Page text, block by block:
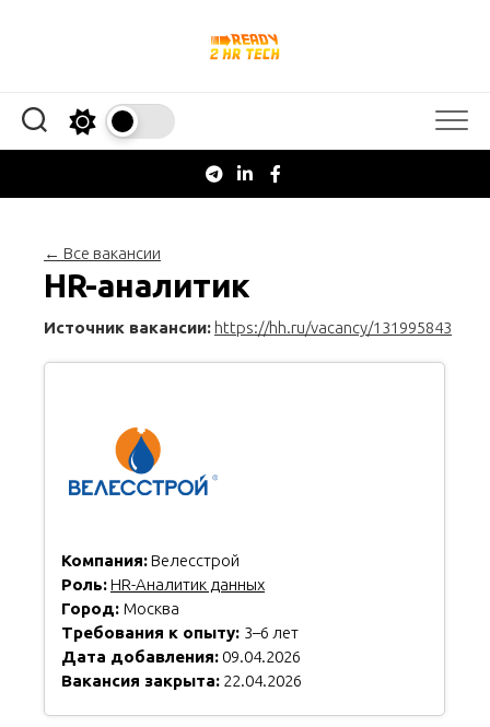
← Все вакансии
HR-аналитик
Источник вакансии: https://hh.ru/vacancy/131995843
Компания:Велесстрой
Роль:HR-Аналитик данных
Город: Москва
Требования к опыту: 3–6 лет
Дата добавления: 09.04.2026
Вакансия закрыта: 22.04.2026